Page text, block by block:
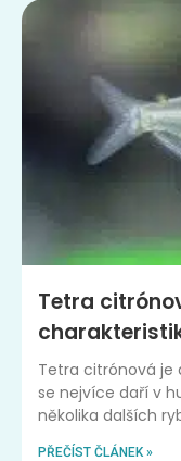
Tetra
Tetra citrónová je
se nejvíce daří v
několika dalších
PŘEČÍST ČLÁNEK »